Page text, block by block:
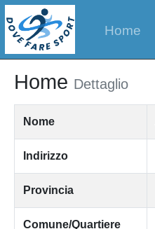
Home
Home Dettaglio
Nome
Indirizzo
Provincia
Comune/Quartiere